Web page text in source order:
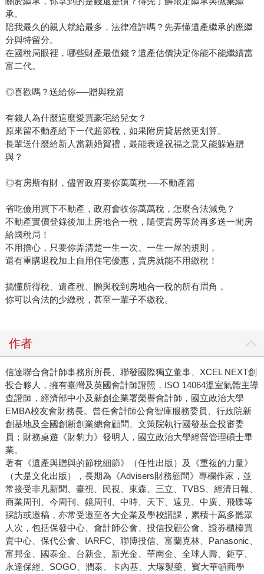
承。
陪我最久的親人就給最多，法律准許嗎？先弄懂遺產繼承的應繼
分與特留分。
在國稅局眼裡，哪些財產最值錢？遺產估價決定你能不能繼續當
富二代。
◎喜歡嗎？送給你──贈與稅篇
有錢人為什麼這麼愛買豪宅給兒女？
原來留不動產給下一代超節稅，如果附房貸居然更划算。
長輩送什麼給新人當新婚賀禮，最能表達祝福之意又能躲過贈
與？
◎有房斯有財，儘管政府要你萬萬稅──不動產篇
省吃儉用買下不動產，政府會收你萬萬稅，怎麼合法減免？
不動產實價登錄後加上房地合一稅，隨便賣房等於再多送一間房
給國稅局！
不用擔心，只要你弄清楚一生一次、一生一屋的規則，
還有重購退稅加上自用住宅優惠，賣房就能不用繳稅！
搞懂所得稅、遺產稅、贈與稅到房地合一稅的所有眉角，
你可以合法的少繳稅，甚至一輩子不繳稅。
作者
信達聯合會計師事務所所長、聯發國際獨立董事、XCEL NEXT創
投合夥人，擁有臺灣及英國會計師證照，ISO 14064溫室氣體主導
查證師，經濟部中小及新創企業署榮譽會計師，國立政治大學
EMBA校友會財務長。曾任會計師公會智庫服務委員、行政院新
創基地及全國創新創業總會顧問、文策院執行國發基金投審委
員；財務桌遊《財豹力》發明人，國立政治大學經營管理碩士畢
業。
著有《遺產與贈與的節稅細節》（任性出版）及《重複的力量》
（大是文化出版），長期為《Advisers財務顧問》專欄作家，並
常接受非凡新聞、臺視、民視、東森、三立、TVBS、經濟日報、
商業周刊、今周刊、鏡周刊、中時、天下、遠見、中廣、飛碟等
採訪或邀稿，亦常受邀至各大企業及學校講課，累積十萬多聽眾
人次，包括保發中心、會計師公會、投信投顧公會、證券櫃檯買
賣中心、保代公會、IARFC、聯博投信、富蘭克林、Panasonic、
富邦金、國泰金、台新金、新光金、華南金、全球人壽、鉅亨、
永達保經、SOGO、潤泰、卡內基、大塚製藥、賓大華頓商學